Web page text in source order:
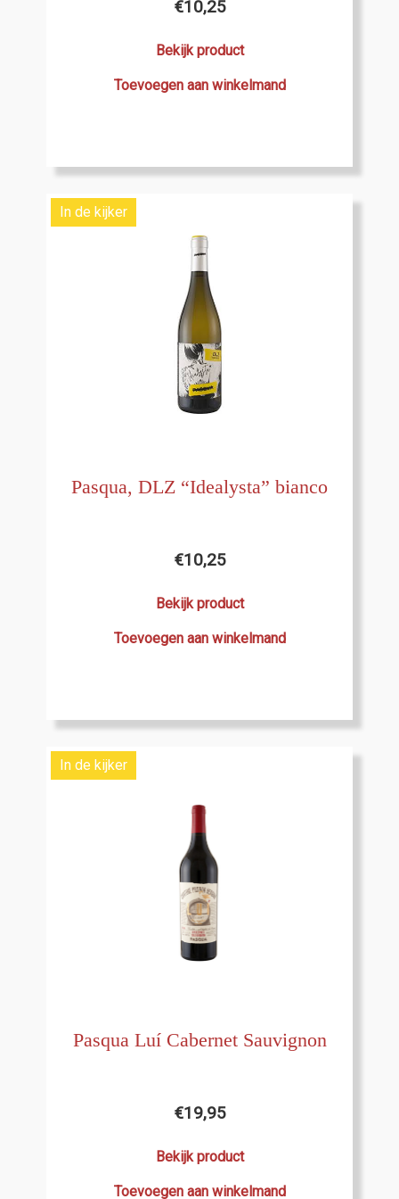
€10,25
Bekijk product
Toevoegen aan winkelmand
In de kijker
Pasqua, DLZ “Idealysta” bianco
€10,25
Bekijk product
Toevoegen aan winkelmand
In de kijker
Pasqua Luí Cabernet Sauvignon
€19,95
Bekijk product
Toevoegen aan winkelmand